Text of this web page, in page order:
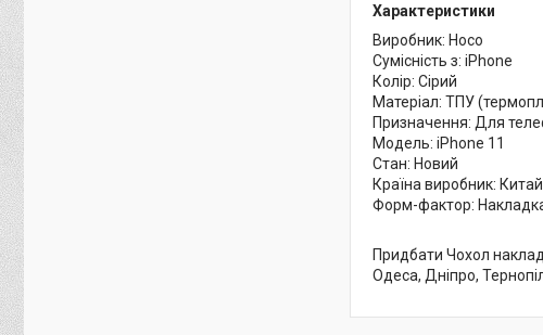
Характеристики
Виробник: Hoco
Сумісність з: iPhone
Колір: Сірий
Матеріал: ТПУ
Призначення: Для
Модель: iPhone 11
Стан: Новий
Країна виробник: Китай
Форм-фактор:
Придбати Чохол
Одеса, Дніпро,